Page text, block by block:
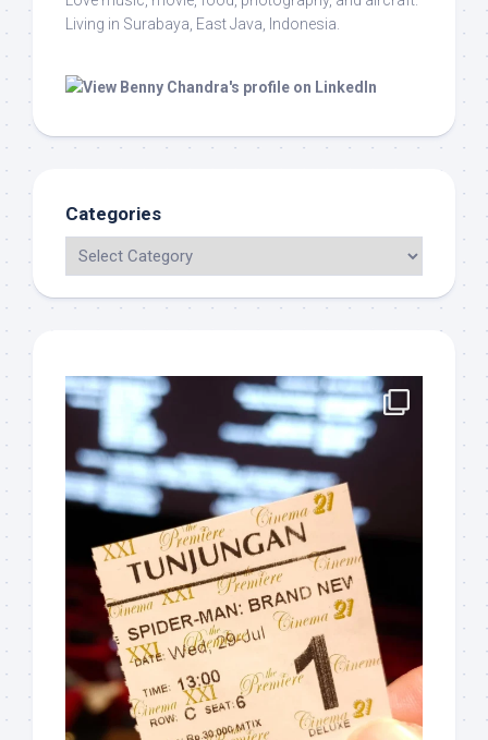
Living in Surabaya, East Java, Indonesia.
Categories